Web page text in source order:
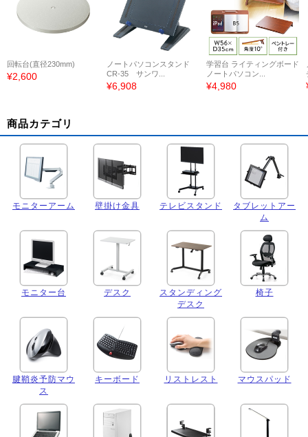
回転台(直径230mm)
¥2,600
ノートパソコンスタンド
CR-35 サンワ...
¥6,908
学習台 ライティングボード
ノートパソコン...
¥4,980
商品カテゴリ
モニターアーム 壁掛け金具 テレビスタンド
タブレットアー
ム
モニター台 デスク
スタンディング
デスク
椅子
腱鞘炎予防マウ
ス
キーボード リストレスト マウスパッド